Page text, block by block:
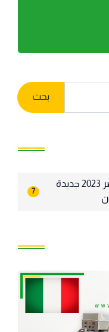
بحث
معدات مخابز للبيع في مصر 2023 جديدة
7